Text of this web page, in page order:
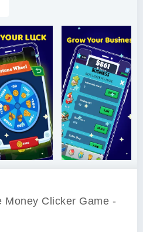
Money Clicker Game -